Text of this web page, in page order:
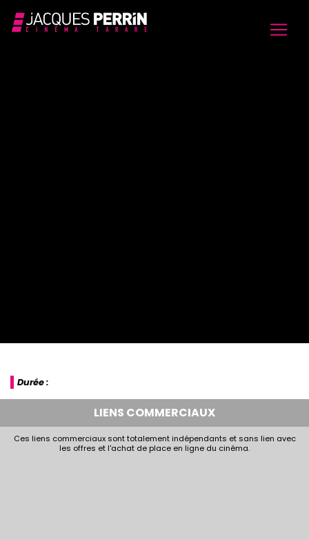
Durée :
LIENS COMMERCIAUX
Ces liens commerciaux sont totalement indépendants et sans lien avec
les offres et l'achat de place en ligne du cinéma.